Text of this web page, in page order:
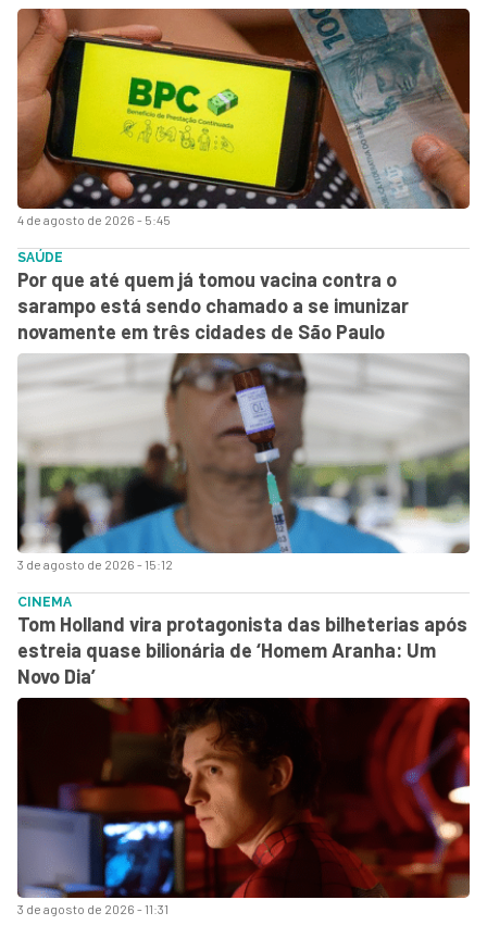
4 de agosto de 2026 - 5:45
3 de agosto de 2026 - 15:12
SAÚDE
Por que até quem já tomou vacina contra o
sarampo está sendo chamado a se imunizar
novamente em três cidades de São Paulo
3 de agosto de 2026 - 11:31
CINEMA
Tom Holland vira protagonista das bilheterias após
estreia quase bilionária de ‘Homem Aranha: Um
Novo Dia’